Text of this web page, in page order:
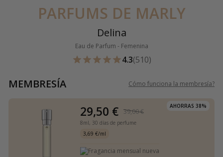
PARFUMS DE MARLY
Delina
Eau de Parfum - Femenina
4.3(510)
MEMBRESÍA Cómo funciona la membresía?
AHORRAS 38%
29,50 € 39,00 €
8ml, 30 días de perfume
3,69 €/ml
Fragancia mensual nueva